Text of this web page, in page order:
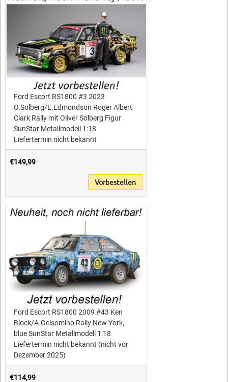
Ford Escort RS1800 #3 2023
O.Solberg/E.Edmondson Roger Albert
Clark Rally mit Oliver Solberg Figur
SunStar Metallmodell 1:18
Liefertermin nicht bekannt
€149,99
Vorbestellen
Ford Escort RS1800 2009 #43 Ken
Block/A.Gelsomino Rally New York,
blue SunStar Metallmodell 1:18
Liefertermin nicht bekannt (nicht vor
Dezember 2025)
€114,99